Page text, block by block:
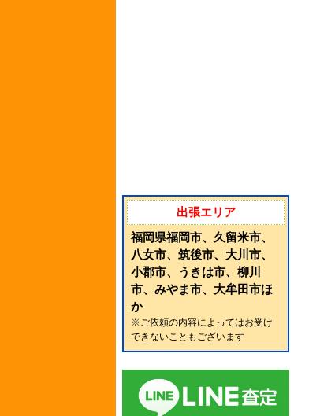
出張エリア
福岡県福岡市、久留米市、
八女市、筑後市、大川市、
小郡市、うきは市、柳川
市、みやま市、大牟田市ほ
か
※ご依頼の内容によってはお受け
できないこともございます